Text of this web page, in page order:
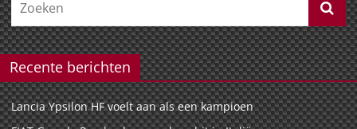
Recente berichten
Lancia Ypsilon HF voelt aan als een kampioen